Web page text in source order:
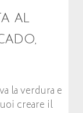
al
la verdura e
creare il